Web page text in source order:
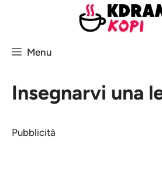
Menu
Insegnarvi una
Pubblicità